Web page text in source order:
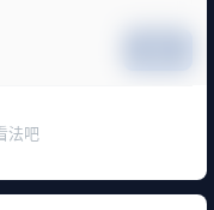
法吧